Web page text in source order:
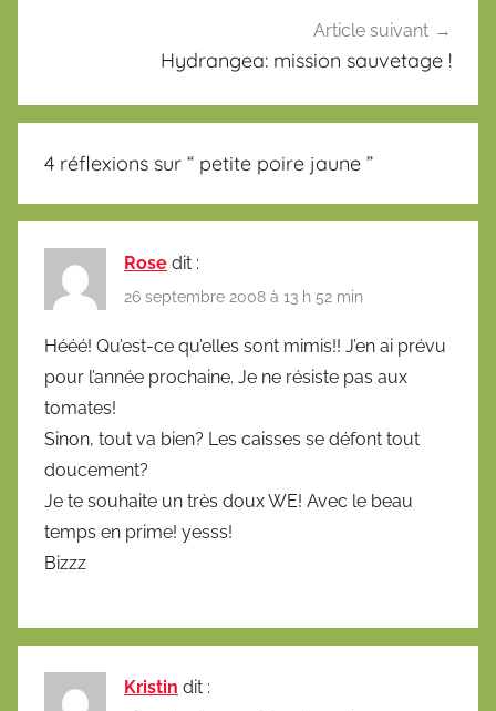
Article suivant
Hydrangea: mission sauvetage !
4 réflexions sur “ petite poire jaune ”
Rose dit :
26 septembre 2008 à 13 h 52 min
Hééé! Qu’est-ce qu’elles sont mimis!! J’en ai prévu
pour l’année prochaine. Je ne résiste pas aux
tomates!
Sinon, tout va bien? Les caisses se défont tout
doucement?
Je te souhaite un très doux WE! Avec le beau
temps en prime! yesss!
Bizzz
Kristin dit :